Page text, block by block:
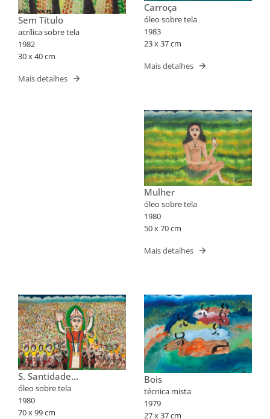
Sem Título
acrílica sobre tela
1982
30 x 40 cm
Mais detalhes
Carroça
óleo sobre tela
1983
23 x 37 cm
Mais detalhes
Mulher
óleo sobre tela
1980
50 x 70 cm
Mais detalhes
S. Santidade
Abençoando o Brasil
óleo sobre tela
1980
70 x 99 cm
Bois
técnica mista
1979
27 x 37 cm